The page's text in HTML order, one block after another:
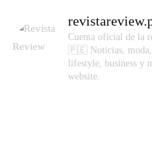
Cuenta oficial de la
🇵🇪 Noticias,
lifestyle, business y
website.